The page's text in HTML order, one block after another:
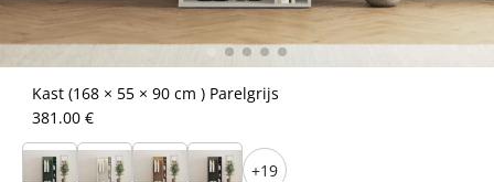
Kast (168 × 55 × 90 cm ) Parelgrijs
381.00 €
+19